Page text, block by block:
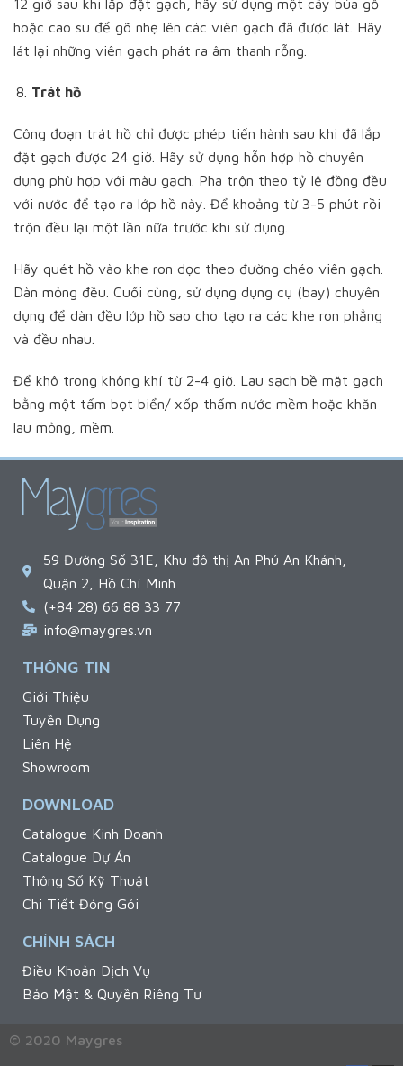
12 giờ sau khi lắp đặt gạch, hãy sử dụng một cây búa gỗ
hoặc cao su để gõ nhẹ lên các viên gạch đã được lát. Hãy
lát lại những viên gạch phát ra âm thanh rỗng.
Trát hồ
Công đoạn trát hồ chỉ được phép tiến hành sau khi đã lắp
đặt gạch được 24 giờ. Hãy sử dụng hỗn hợp hồ chuyên
dụng phù hợp với màu gạch. Pha trộn theo tỷ lệ đồng đều
với nước để tạo ra lớp hồ này. Để khoảng từ 3-5 phút rồi
trộn đều lại một lần nữa trước khi sử dụng.
Hãy quét hồ vào khe ron dọc theo đường chéo viên gạch.
Dàn mỏng đều. Cuối cùng, sử dụng dụng cụ (bay) chuyên
dụng để dàn đều lớp hồ sao cho tạo ra các khe ron phẳng
và đều nhau.
Để khô trong không khí từ 2-4 giờ. Lau sạch bề mặt gạch
bằng một tấm bọt biển/ xốp thấm nước mềm hoặc khăn
lau mỏng, mềm.
59 Đường Số 31E, Khu đô thị An Phú An Khánh,
Quận 2, Hồ Chí Minh
(+84 28) 66 88 33 77
info@maygres.vn
THÔNG TIN
Giới Thiệu
Tuyền Dụng
Liên Hệ
Showroom
DOWNLOAD
Catalogue Kinh Doanh
Catalogue Dự Án
Thông Số Kỹ Thuật
Chi Tiết Đóng Gói
CHÍNH SÁCH
Điều Khoản Dịch Vụ
Bảo Mật & Quyền Riêng Tư
© 2020 Maygres